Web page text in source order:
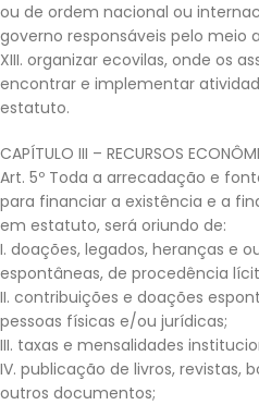
ou de ordem nacional ou
governo responsáveis pelo meio
XIII. organizar ecovilas, onde os
encontrar e implementar
estatuto.
CAPÍTULO III – RECURSOS
Art. 5º Toda a arrecadação e
para financiar a existência e a
em estatuto, será oriundo de:
I. doações, legados, heranças e
espontâneas, de procedência
II. contribuições e doações
pessoas físicas e/ou jurídicas;
III. taxas e mensalidades
IV. publicação de livros, revistas,
outros documentos;